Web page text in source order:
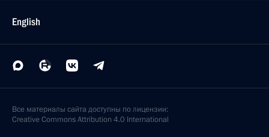
English
Все материалы сайта доступны по лицензии:
Creative Commons Attribution 4.0 International